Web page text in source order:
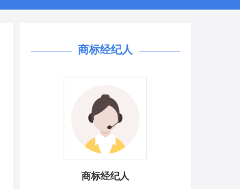
商标经纪人
商标经纪人